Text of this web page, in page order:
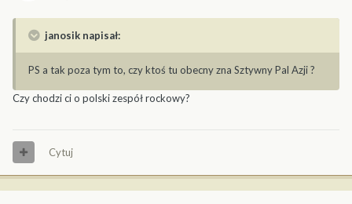
janosik napisał:
PS a tak poza tym to, czy ktoś tu obecny zna Sztywny Pal Azji ?
Czy chodzi ci o polski zespół rockowy?
Cytuj